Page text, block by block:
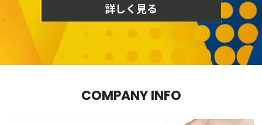
詳しく見る
COMPANY INFO